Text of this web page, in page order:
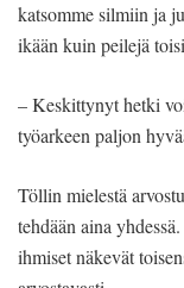
katsomme silmiin ja
ikään kuin peilejä
– Keskittynyt hetki
työarkeen paljon
Töllin mielestä
tehdään aina
ihmiset näkevät